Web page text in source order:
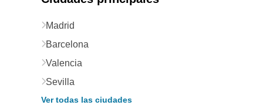
Madrid
Barcelona
Valencia
Sevilla
Ver todas las ciudades